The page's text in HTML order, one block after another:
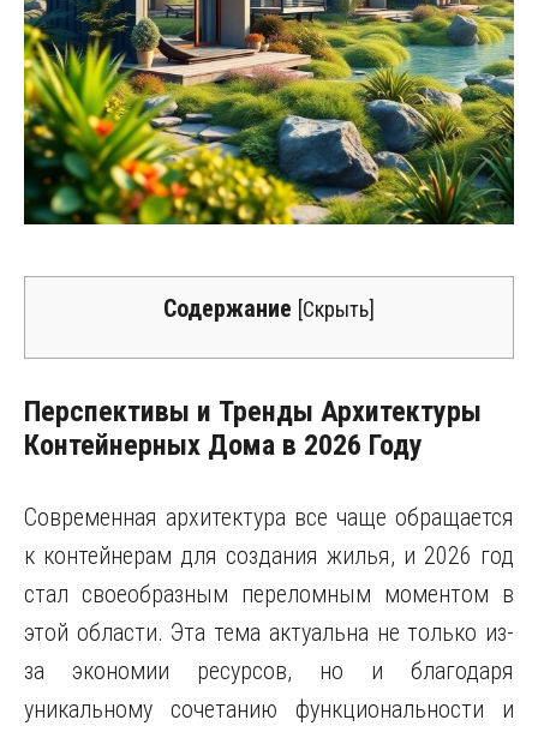
Содержание [Скрыть]
Перспективы и Тренды Архитектуры
Контейнерных Дома в 2026 Году
Современная архитектура все чаще обращается
к контейнерам для создания жилья, и 2026 год
стал своеобразным переломным моментом в
этой области. Эта тема актуальна не только из-
за экономии ресурсов, но и благодаря
уникальному сочетанию функциональности и